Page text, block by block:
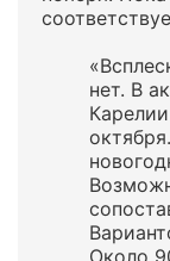
нет. В
Около